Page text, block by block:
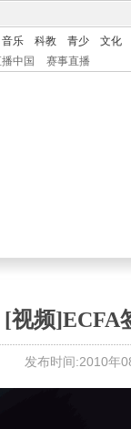
音乐 科教 青少 文化
中国
赛事直播
[视频]ECFA
发布时间:2010年